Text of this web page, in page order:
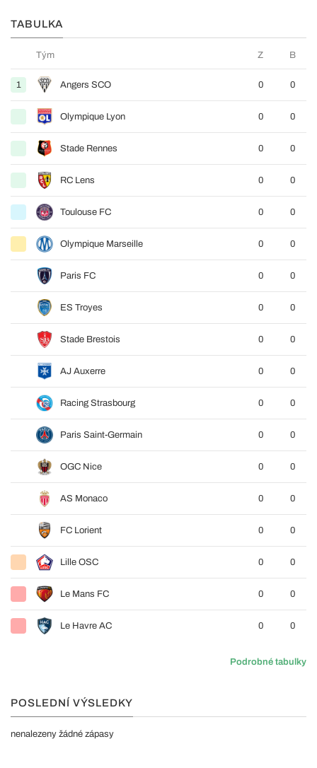
TABULKA
Tým Z B
1 Angers SCO 0 0
Olympique Lyon 0 0
Stade Rennes 0 0
RC Lens 0 0
Toulouse FC 0 0
Olympique Marseille 0 0
Paris FC 0 0
ES Troyes 0 0
Stade Brestois 0 0
AJ Auxerre 0 0
Racing Strasbourg 0 0
Paris Saint-Germain 0 0
OGC Nice 0 0
AS Monaco 0 0
FC Lorient 0 0
Lille OSC 0 0
Le Mans FC 0 0
Le Havre AC 0 0
Podrobné tabulky
POSLEDNÍ VÝSLEDKY
nenalezeny žádné zápasy